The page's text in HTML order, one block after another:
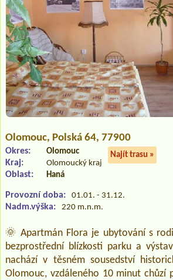
Olomouc, Polská 64, 77900
Najít trasu »
Okres: Olomouc
Kraj: Olomoucký kraj
Oblast: Haná
Provozní doba: 01.01. - 31.12.
Nadm.výška: 220 m.n.m.
🌞 Apartmán Flora je ubytování s
bezprostřední blízkosti parku a
nachází v těsném sousedství
Olomouc, vzdáleného 10 minut chůzí